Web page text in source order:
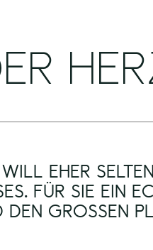
EHER
FÜR SIE EIN
GROSSEN